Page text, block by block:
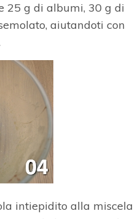
25 g di albumi, 30 g di
aiutandoti con
intiepidito alla miscela